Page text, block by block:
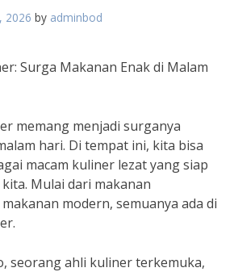
2026 by adminbod
Surga Makanan Enak di Malam
memang menjadi surganya
hari. Di tempat ini, kita bisa
macam kuliner lezat yang siap
Mulai dari makanan
modern, semuanya ada di
seorang ahli kuliner terkemuka,